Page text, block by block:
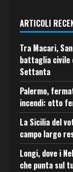
ARTICOLI
Tra Macari,
battaglia civile
Settanta
Palermo,
incendi: otto
La Sicilia del
campo largo
Longi, dove i
che punta sul